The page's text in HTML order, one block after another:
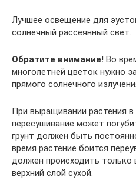
Лучшее освещение для
солнечный рассеянный свет.
Обратите внимание! Во
многолетней цветок нужно
прямого солнечного
При выращивании растения
пересушивание может
грунт должен быть
время растение боится
должен происходить только
верхний слой сухой.